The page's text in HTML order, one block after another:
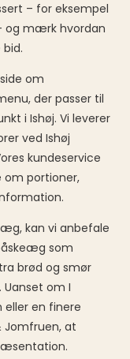
– for eksempel
og mærk hvordan
om
der passer til
i Ishøj. Vi leverer
ved Ishøj
kundeservice
om portioner,
kan vi anbefale
som
brød og smør
om I
en finere
Jomfruen, at